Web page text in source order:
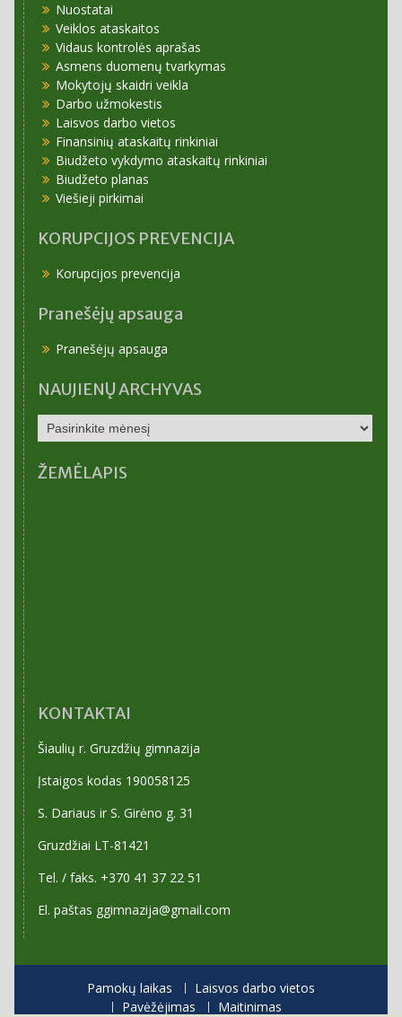
Nuostatai
Veiklos ataskaitos
Vidaus kontrolės aprašas
Asmens duomenų tvarkymas
Mokytojų skaidri veikla
Darbo užmokestis
Laisvos darbo vietos
Finansinių ataskaitų rinkiniai
Biudžeto vykdymo ataskaitų rinkiniai
Biudžeto planas
Viešieji pirkimai
KORUPCIJOS PREVENCIJA
Korupcijos prevencija
Pranešėjų apsauga
Pranešėjų apsauga
NAUJIENŲ ARCHYVAS
NAUJIENŲ
ARCHYVAS
ŽEMĖLAPIS
KONTAKTAI
Šiaulių r. Gruzdžių gimnazija
Įstaigos kodas 190058125
S. Dariaus ir S. Girėno g. 31
Gruzdžiai LT-81421
Tel. / faks. +370 41 37 22 51
El. paštas ggimnazija@gmail.com
Pamokų laikas
Laisvos darbo vietos
Pavėžėjimas
Maitinimas